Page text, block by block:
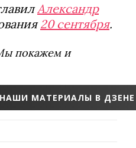
Александр
20 сентября.
покажем и
МАТЕРИАЛЫ В ДЗЕНЕ